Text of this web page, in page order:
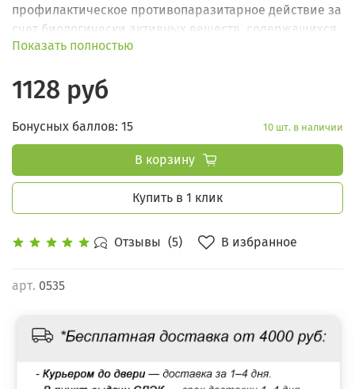
Отзывы (5) В избранное
арт. 0535
профилактическое противопаразитарное действие за
счет биологически активных веществ, содержащихся
в семенах тыквы, горчицы, кукурузы.
Показать полностью
1128 руб
Бонусных баллов: 15 10 шт. в наличии
В корзину
Купить в 1 клик